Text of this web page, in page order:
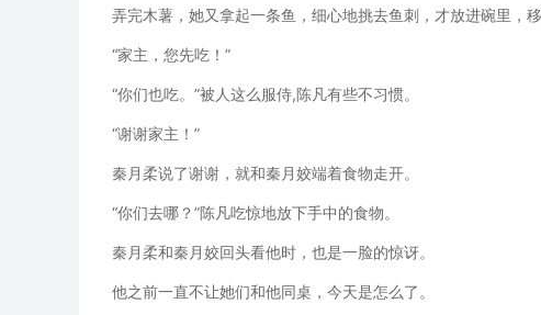
弄完木薯，她又拿起一条鱼，细心地挑去鱼刺，才放进碗里，移
“家主，您先吃！”
“你们也吃。”被人这么服侍,陈凡有些不习惯。
“谢谢家主！”
秦月柔说了谢谢，就和秦月姣端着食物走开。
“你们去哪？”陈凡吃惊地放下手中的食物。
秦月柔和秦月姣回头看他时，也是一脸的惊讶。
他之前一直不让她们和他同桌，今天是怎么了。